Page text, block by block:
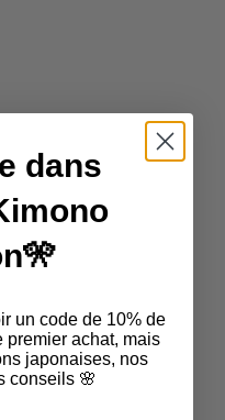
dans
un code de 10% de
premier achat, mais
japonaises, nos
conseils 🌸